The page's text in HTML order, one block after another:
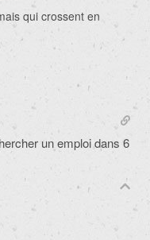
qui crossent en
un emploi dans 6